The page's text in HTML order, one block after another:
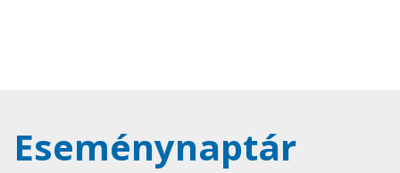
Eseménynaptár